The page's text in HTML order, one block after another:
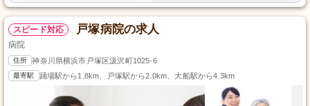
スピード対応 戸塚病院の求人
病院
住所 神奈川県横浜市戸塚区汲沢町1025-6
最寄駅 踊場駅から1.8km、戸塚駅から2.0km、大船駅から4.3km